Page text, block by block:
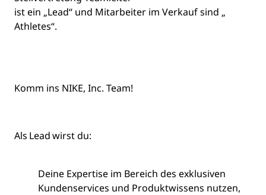
ist ein „Lead“ und Mitarbeiter im Verkauf sind „
Athletes“.
Komm ins NIKE, Inc. Team!
Als Lead wirst du:
Deine Expertise im Bereich des exklusiven
Kundenservices und Produktwissens nutzen,